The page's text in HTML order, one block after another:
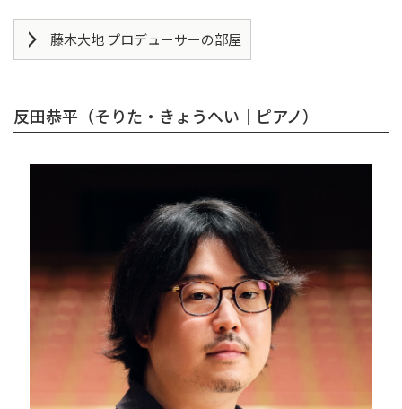
藤木大地 プロデューサーの部屋
反田恭平（そりた・きょうへい｜ピアノ）